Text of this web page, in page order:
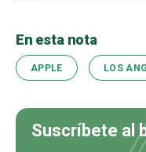
En esta nota
APPLE LOS
Suscríbete al